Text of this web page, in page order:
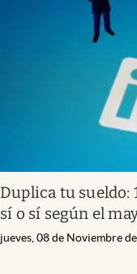
Infotechnology
Eventos Corporativos
Mediakit
abre en nueva pestaña
Argentina
Duplica tu sueldo:
sí o sí según el
jueves, 08 de Noviembre